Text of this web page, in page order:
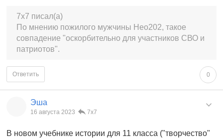
7x7 писал(а)
По мнению пожилого мужчины Нео202, такое
совпадение "оскорбительно для участников СВО и
патриотов".
0
Ответить
Эша
16 августа 2023 7x7
В новом учебнике истории для 11 класса ("творчество"